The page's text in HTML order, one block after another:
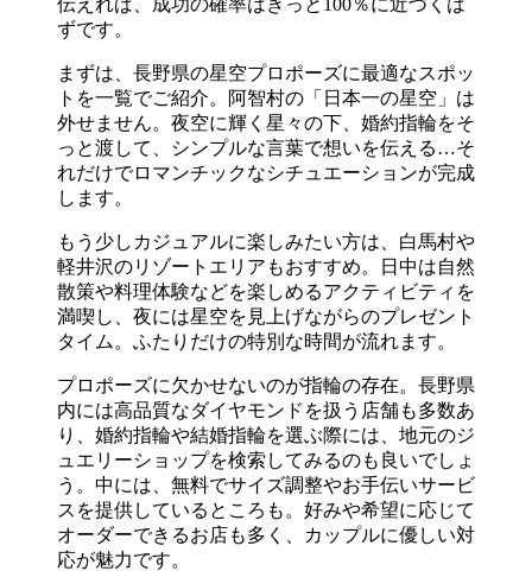
ずです。
まずは、長野県の星空プロポーズに最適なスポッ
トを一覧でご紹介。阿智村の「日本一の星空」は
外せません。夜空に輝く星々の下、婚約指輪をそ
っと渡して、シンプルな言葉で想いを伝える…そ
れだけでロマンチックなシチュエーションが完成
します。
もう少しカジュアルに楽しみたい方は、白馬村や
軽井沢のリゾートエリアもおすすめ。日中は自然
散策や料理体験などを楽しめるアクティビティを
満喫し、夜には星空を見上げながらのプレゼント
タイム。ふたりだけの特別な時間が流れます。
プロポーズに欠かせないのが指輪の存在。長野県
内には高品質なダイヤモンドを扱う店舗も多数あ
り、婚約指輪や結婚指輪を選ぶ際には、地元のジ
ュエリーショップを検索してみるのも良いでしょ
う。中には、無料でサイズ調整やお手伝いサービ
スを提供しているところも。好みや希望に応じて
オーダーできるお店も多く、カップルに優しい対
応が魅力です。